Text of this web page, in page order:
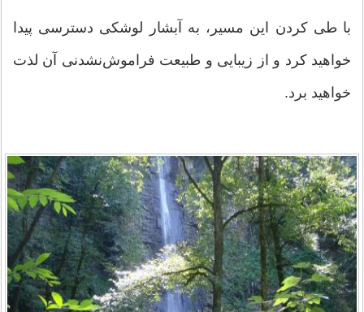
با طی کردن این مسیر، به آبشار لوشکی دسترسی پیدا
خواهید کرد و از زیبایی و طبیعت فراموش‌نشدنی آن لذت
خواهید برد.